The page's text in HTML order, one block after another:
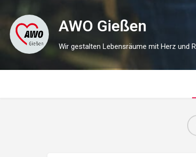
AWO Gießen
Wir gestalten Lebensräume mit Herz und